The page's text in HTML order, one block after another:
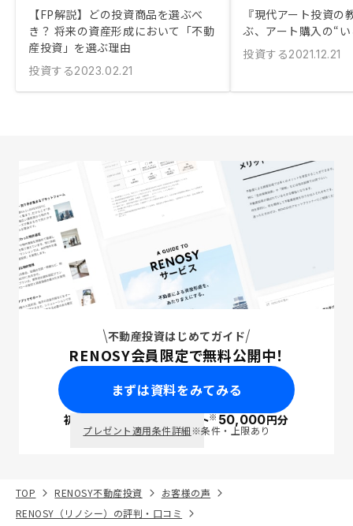
【FP解説】どの投資商品を選ぶべ
き？ 将来の資産形成において「不動
産投資」を選ぶ理由
投資する2023.02.21
『現代アート投資の
ぶ、アート購入の“
投資する2021.12.21
不動産投資はじめてガイド
RENOSY会員限定で無料公開中！
まずは資料をみてみる
初回面談で ポイント※50,000円分
プレゼント適用条件詳細※条件・上限あり
TOP RENOSY不動産投資
お客様の声
RENOSY（リノシー）の評判・口コミ